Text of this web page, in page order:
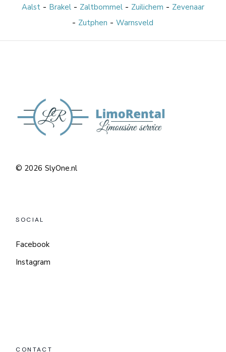
Aalst- Brakel- Zaltbommel- Zuilichem - Zevenaar
- Zutphen -Warnsveld
© 2026 SlyOne.nl
SOCIAL
Facebook
Instagram
CONTACT